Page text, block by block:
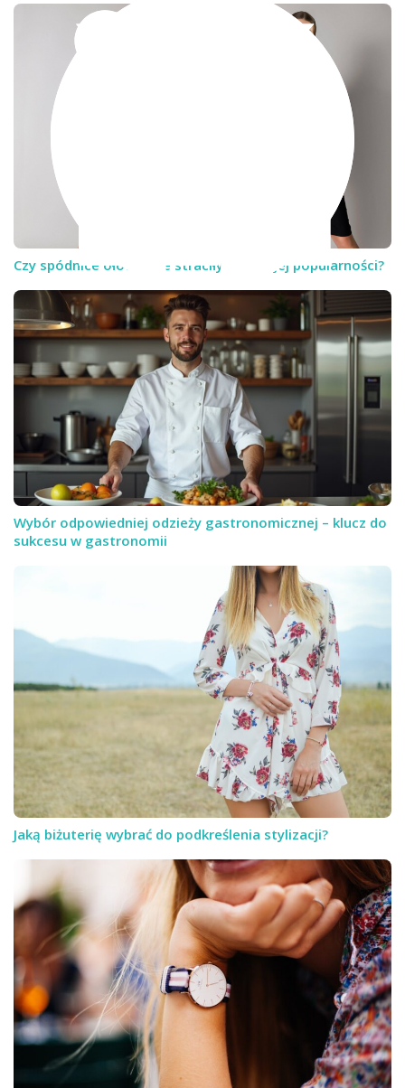
Czy spódnice ołówkowe straciły na swojej popularności?
Wybór odpowiedniej odzieży gastronomicznej – klucz do
sukcesu w gastronomii
Jaką biżuterię wybrać do podkreślenia stylizacji?